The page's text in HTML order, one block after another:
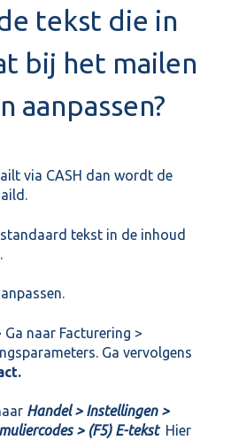
tekst die in
bij het mailen
aanpassen?
via CASH dan wordt de
tekst in de inhoud
Ga naar Facturering >
Ga vervolgens
Handel > Instellingen >
> (F5) E-tekstHier